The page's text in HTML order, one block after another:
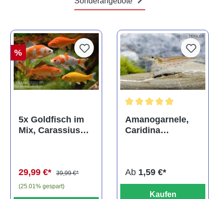
%
5x Goldfisch im
Mix, Carassius
29,99 €*
39,99 €*
(25.01% gespart)
Amanogarnele,
Caridina
Ab 1,59 €*
Kaufen